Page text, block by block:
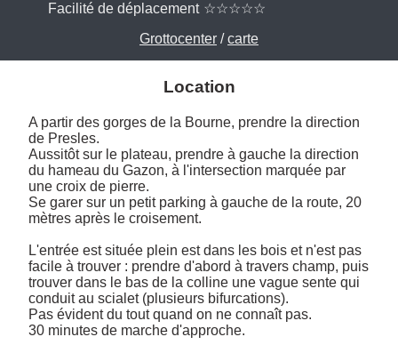
Facilité de déplacement ☆☆☆☆☆
Grottocenter /carte
Location
A partir des gorges de la Bourne, prendre la direction
de Presles.
Aussitôt sur le plateau, prendre à gauche la direction
du hameau du Gazon, à l'intersection marquée par
une croix de pierre.
Se garer sur un petit parking à gauche de la route, 20
mètres après le croisement.
L'entrée est située plein est dans les bois et n'est pas
facile à trouver : prendre d'abord à travers champ, puis
trouver dans le bas de la colline une vague sente qui
conduit au scialet (plusieurs bifurcations).
Pas évident du tout quand on ne connaît pas.
30 minutes de marche d'approche.